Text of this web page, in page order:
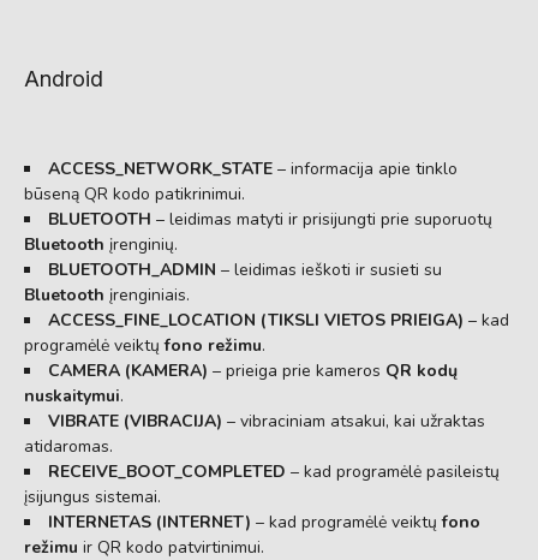
Android
ACCESS_NETWORK_STATE – informacija apie tinklo
būseną QR kodo patikrinimui.
BLUETOOTH – leidimas matyti ir prisijungti prie suporuotų
Bluetooth įrenginių.
BLUETOOTH_ADMIN – leidimas ieškoti ir susieti su
Bluetooth įrenginiais.
ACCESS_FINE_LOCATION (TIKSLI VIETOS PRIEIGA) – kad
programėlė veiktųfono režimu.
CAMERA (KAMERA) – prieiga prie kameros QR kodų
nuskaitymui.
VIBRATE (VIBRACIJA) – vibraciniam atsakui, kai užraktas
atidaromas.
RECEIVE_BOOT_COMPLETED – kad programėlė pasileistų
įsijungus sistemai.
INTERNETAS (INTERNET) – kad programėlė veiktųfono
režimu ir QR kodo patvirtinimui.